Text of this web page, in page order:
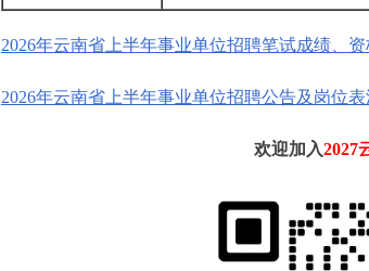
2026年云南省上半年事业单位招聘笔试成绩、
2026年云南省上半年事业单位招聘公告及岗位表
欢迎加入2027